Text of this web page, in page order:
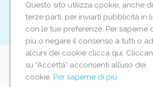
Iscriviti alla nostra
Per non perderti tutte le
IL TUO ACCOUNT
Tracciamento ordine
Questo sito utilizza cookie, anche di
terze parti, per inviarti pubblicità in
con le tue preferenze. Per saperne
più o negare il consenso a tutti o ad
alcuni dei cookie clicca qui.
su “Accetta” acconsenti all’uso dei
cookie. Per saperne di più